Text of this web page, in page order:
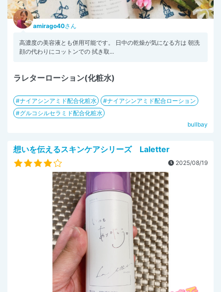
amirago40さん
高濃度の美容液とも併用可能です。 日中の乾燥が気になる方は 朝洗
顔の代わりにコットンでの 拭き取...
ラレターローション(化粧水)
ナイアシンアミド配合化粧水
ナイアシンアミド配合ローション
グルコシルセラミド配合化粧水
bullbay
想いを伝えるスキンケアシリーズ Laletter
2025/08/19